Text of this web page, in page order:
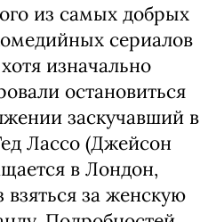
из самых добрых
сериалов
изначально
остановиться
заскучавший в
Лассо (Джейсон
в Лондон,
взяться за женскую